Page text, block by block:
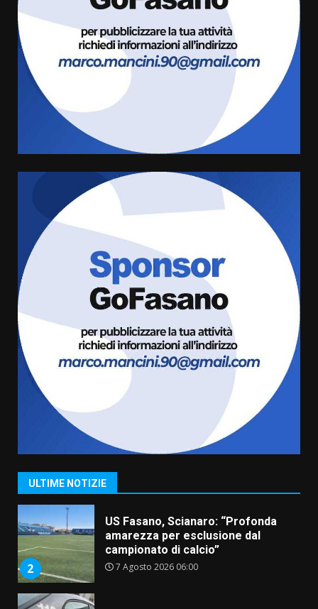
ULTIME NOTIZIE
da fuoco
6 Agosto 2026 18:13
Carta d’identità: continua il piano
di aperture straordinarie del
Comune di Fasano
cittadina di Fratelli d’Italia,
pronta a tornare in Consiglio
comunale
6 Agosto 2026 08:00
Cura dei beni comuni e
cittadinanza attiva: online
l’avviso per la gestione
condivisa della Villetta di
Laureto
La magia del Minareto e la prima
assoluta de “L’Albergo
Belvedere. Il rapimento”
6 Agosto 2026 06:15
1
“I Contestatori: Musica di
Rivoluzione”: nuovo
appuntamento con “Fasano in
2
US Fasano, Scianaro: “Profonda
amarezza per esclusione dal
campionato di calcio”
7 Agosto 2026 06:00